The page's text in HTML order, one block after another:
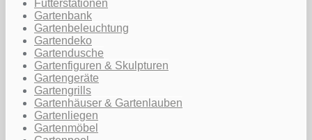
Futterstationen
Gartenbank
Gartenbeleuchtung
Gartendeko
Gartendusche
Gartenfiguren & Skulpturen
Gartengeräte
Gartengrills
Gartenhäuser & Gartenlauben
Gartenliegen
Gartenmöbel